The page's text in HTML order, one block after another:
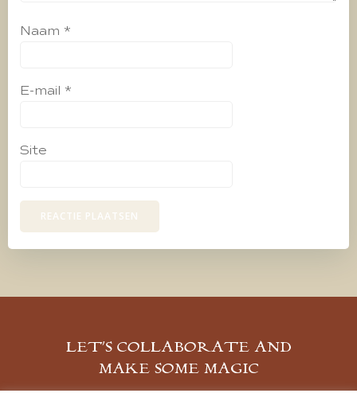
Naam *
E-mail *
Site
LET’S COLLABORATE AND
MAKE SOME MAGIC